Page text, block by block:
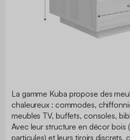
La gamme Kuba propose des
chaleureux : commodes,
meubles TV, buffets, consoles,
Avec leur structure en décor bois
particules) et leurs tiroirs discrets,